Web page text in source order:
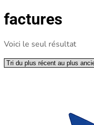
factures
Voici le seul résultat